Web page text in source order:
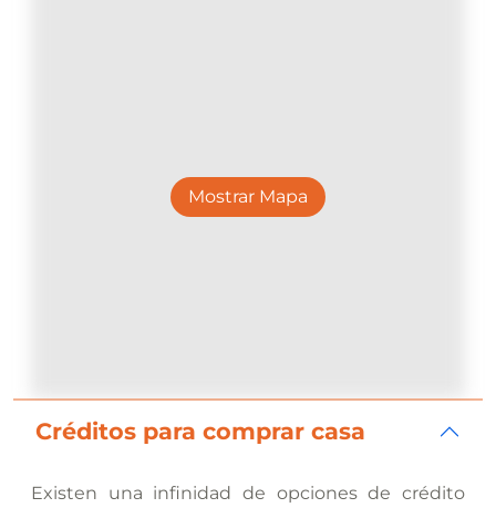
Mostrar Mapa
Créditos para comprar casa
Existen una infinidad de opciones de crédito